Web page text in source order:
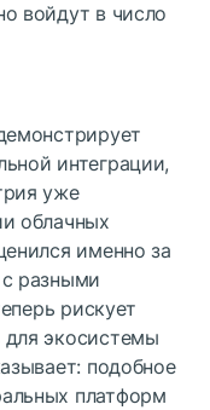
войдут в число
интеграции,
уже
облачных
именно за
разными
рискует
экосистемы
подобное
платформ